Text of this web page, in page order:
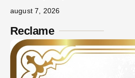
august 7, 2026
Reclame